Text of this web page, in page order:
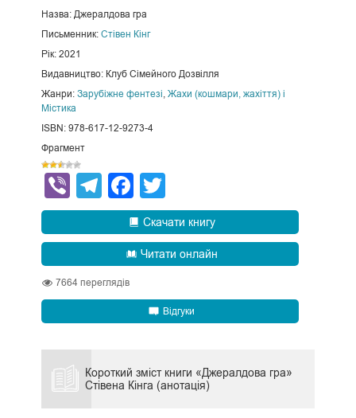
Назва: Джералдова гра
Письменник: Стівен Кінг
Рік: 2021
Видавництво: Клуб Сімейного Дозвілля
Жанри: Зарубіжне фентезі, Жахи (кошмари, жахіття) і
Містика
ISBN: 978-617-12-9273-4
Фрагмент
ViberTelegram
Facebook
Скачати книгу
Читати онлайн
7664 переглядів
Відгуки
Короткий зміст книги «Джералдова гра»
Стівена Кінга (анотація)